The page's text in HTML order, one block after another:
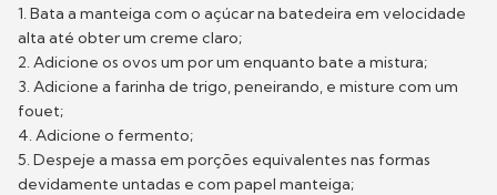
1. Bata a manteiga com o açúcar na batedeira em velocidade
alta até obter um creme claro;
2. Adicione os ovos um por um enquanto bate a mistura;
3. Adicione a farinha de trigo, peneirando, e misture com um
fouet;
4. Adicione o fermento;
5. Despeje a massa em porções equivalentes nas formas
devidamente untadas e com papel manteiga;